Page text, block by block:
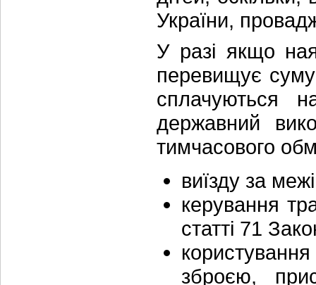
України,
У разі якщо
перевищує суму
сплачуються
державний
тимчасового
виїзду за
керування
статті 71
зброєю,